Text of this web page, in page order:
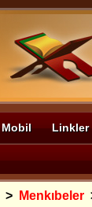
Mobil Linkler
> Menkıbeler